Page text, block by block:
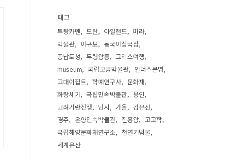
태그
투탕카멘 모란 아일랜드
미라
박물관
이규보
동국이상국집
풍납토성
무령왕릉
그리스여행
museum
국립고궁박물관
인더스문명
고대이집트
학예연구사
문화재
화랑세기
국립민속박물관
용인
고려거란전쟁
당시 가을
김유신
경주
온양민속박물관 진흥왕
고고학
국립해양문화재연구소
천연기념물
세계유산